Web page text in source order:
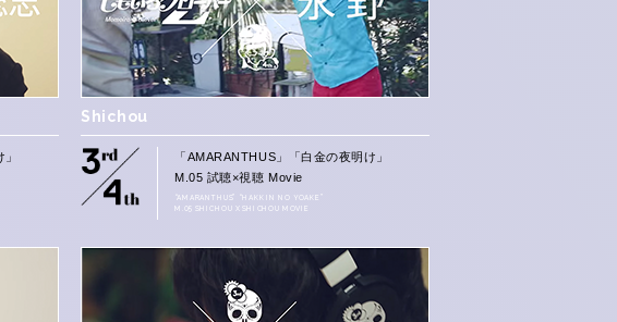
Shichou
「AMARANTHUS」「白金の夜明け」
M.05 試聴×視聴 Movie
“AMARANTHUS” “HAKKIN NO YOAKE”
M.05 SHICHOU X SHICHOU MOVIE